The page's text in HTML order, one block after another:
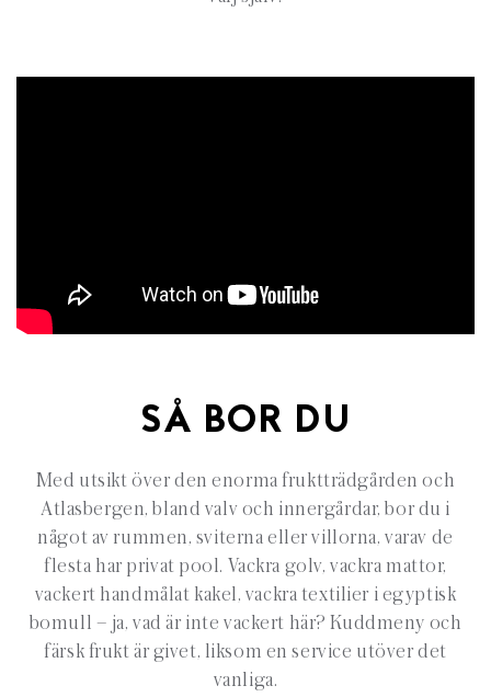
SÅ BOR DU
Med utsikt över den enorma fruktträdgården och
Atlasbergen, bland valv och innergårdar, bor du i
något av rummen, sviterna eller villorna, varav de
flesta har privat pool. Vackra golv, vackra mattor,
vackert handmålat kakel, vackra textilier i egyptisk
bomull – ja, vad är inte vackert här? Kuddmeny och
färsk frukt är givet, liksom en service utöver det
vanliga.